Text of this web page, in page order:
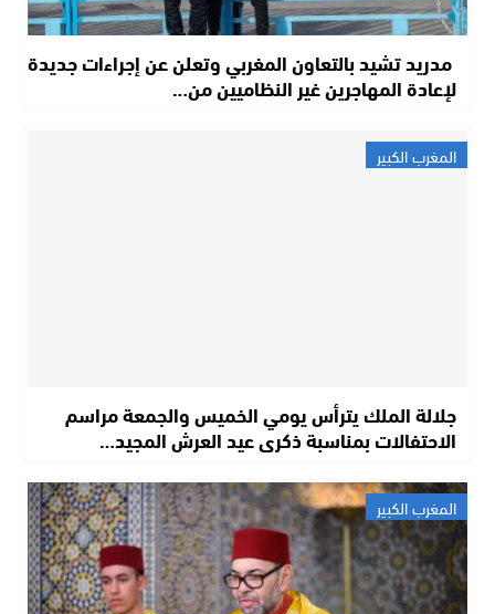
مدريد تشيد بالتعاون المغربي وتعلن عن إجراءات جديدة
لإعادة المهاجرين غير النظاميين من…
المغرب الكبير
جلالة الملك يترأس يومي الخميس والجمعة مراسم
الاحتفالات بمناسبة ذكرى عيد العرش المجيد…
المغرب الكبير